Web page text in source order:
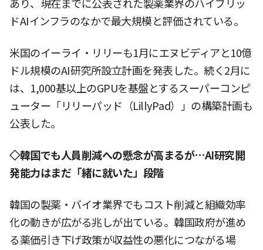
あり、現在までに公表された製薬業界のハイブリッ
ドAIインフラのなかで最大規模と評価されている。
米国のイーライ・リリーも1月にエヌビディアと10億
ドル規模のAI研究所設立計画を発表した。続く2月に
は、1,000基以上のGPUを基盤とするスーパーコンピ
ューター「リリーパッド（LillyPad）」の構築計画も
公表した。
◇韓国でも人員削減への懸念が高まるが…AI研究開
発能力はまだ「緒に就いた」段階
韓国の製薬・バイオ業界でもコスト削減と組織効率
化の動きが広がる兆しが出ている。韓国政府が進め
る薬価引き下げ政策が収益性の悪化につながる場